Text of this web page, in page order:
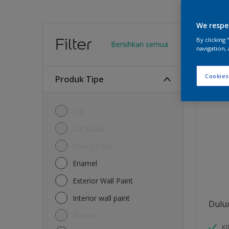
Filter Bersihkan semua
Produk Tipe
Enamel
Exterior Wall Paint
Interior wall paint
We
By clicking
navigation,